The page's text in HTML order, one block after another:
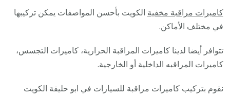
كاميرات مراقبة مخفية الكويت بأحسن المواصفات يمكن تركيبها
في مختلف الأماكن.
تتوافر أيضا لدينا كاميرات المراقبة الحرارية، كاميرات التجسس،
كاميرات المراقبه الداخلية أو الخارجية.
نقوم بتركيب كاميرات مراقبة للسيارات في ابو حليفة الكويت